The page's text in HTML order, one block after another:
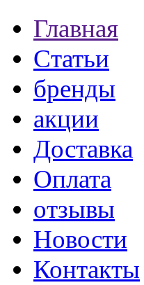
Главная
Статьи
бренды
акции
Доставка
Оплата
отзывы
Новости
Контакты